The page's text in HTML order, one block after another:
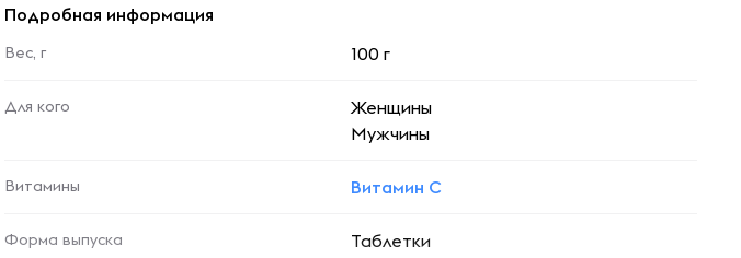
Подробная информация
Вес, г 100 г
Для кого
Женщины
Мужчины
Витамины Витамин C
Форма выпуска Таблетки